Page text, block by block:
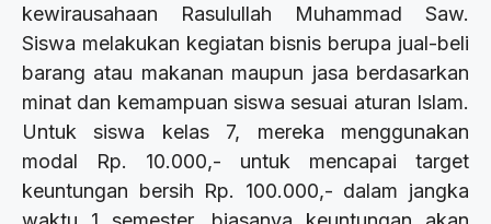
kewirausahaan Rasulullah Muhammad Saw.
Siswa melakukan kegiatan bisnis berupa jual-beli
barang atau makanan maupun jasa berdasarkan
minat dan kemampuan siswa sesuai aturan Islam.
Untuk siswa kelas 7, mereka menggunakan
modal Rp. 10.000,- untuk mencapai target
keuntungan bersih Rp. 100.000,- dalam jangka